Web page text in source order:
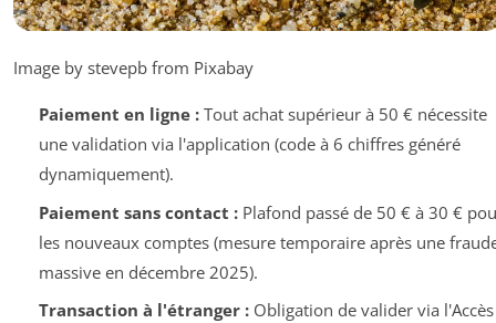
Image by stevepb from Pixabay
Paiement en ligne :Tout achat supérieur à 50 € nécessite
une validation via l'application (code à 6 chiffres généré
dynamiquement).
Paiement sans contact :Plafond passé de 50 € à 30 €
les nouveaux comptes (mesure temporaire après une
massive en décembre 2025).
Transaction à l'étranger :Obligation de valider via l'Accès